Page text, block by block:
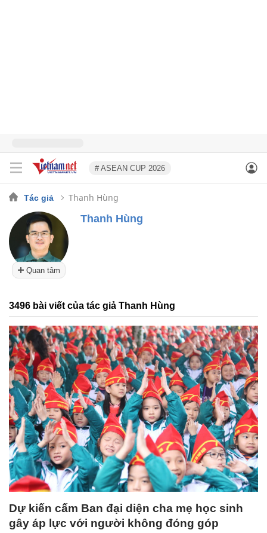
# ASEAN CUP 2026
Tác giả Thanh Hùng
Quan tâm
Thanh Hùng
3496 bài viết của tác giả Thanh Hùng
Dự kiến cấm Ban đại diện cha mẹ học sinh
gây áp lực với người không đóng góp